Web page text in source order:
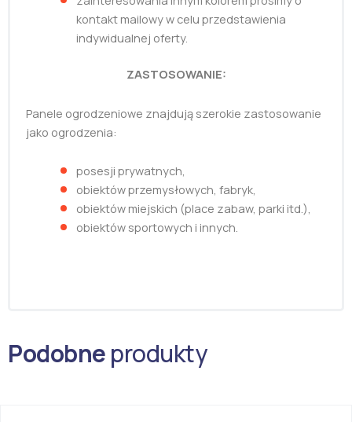
kontakt mailowy w celu przedstawienia
indywidualnej oferty.
ZASTOSOWANIE:
Panele ogrodzeniowe znajdują szerokie zastosowanie
jako ogrodzenia:
posesji prywatnych,
obiektów przemysłowych, fabryk,
obiektów miejskich (place zabaw, parki itd.),
obiektów sportowych i innych.
Podobneprodukty